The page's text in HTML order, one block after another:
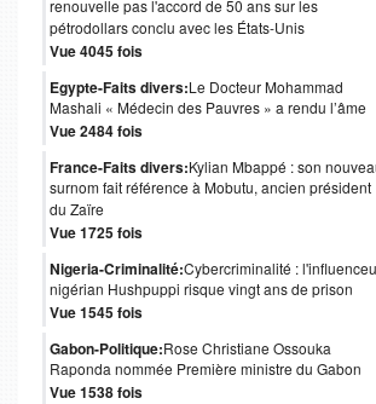
renouvelle pas l'accord de 50 ans sur les
pétrodollars conclu avec les États-Unis
Vue 4045 fois
Egypte-Faits divers:Le Docteur Mohammad
Mashali « Médecin des Pauvres » a rendu l’âme
Vue 2484 fois
France-Faits divers:Kylian Mbappé : son
surnom fait référence à Mobutu, ancien président
du Zaïre
Vue 1725 fois
Nigeria-Criminalité:Cybercriminalité :
nigérian Hushpuppi risque vingt ans de prison
Vue 1545 fois
Gabon-Politique:Rose Christiane Ossouka
Raponda nommée Première ministre du Gabon
Vue 1538 fois